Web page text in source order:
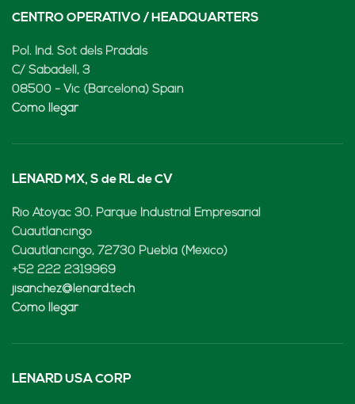
CENTRO OPERATIVO / HEADQUARTERS
Pol. Ind. Sot dels Pradals
C/ Sabadell, 3
08500 - Vic (Barcelona) Spain
Cómo llegar
LENARD MX, S de RL de CV
Rio Atoyac 30. Parque Industrial Empresarial
Cuautlancingo
Cuautlancingo, 72730 Puebla (México)
+52 222 2319969
jisanchez@lenard.tech
Cómo llegar
LENARD USA CORP